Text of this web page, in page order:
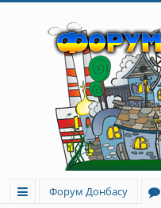
Форум Донбасу